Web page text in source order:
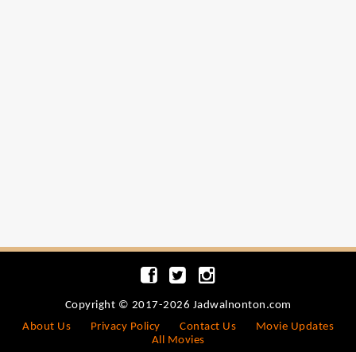
Copyright © 2017-2026 Jadwalnonton.com
About Us
Privacy Policy Contact Us
Movie Updates
All Movies